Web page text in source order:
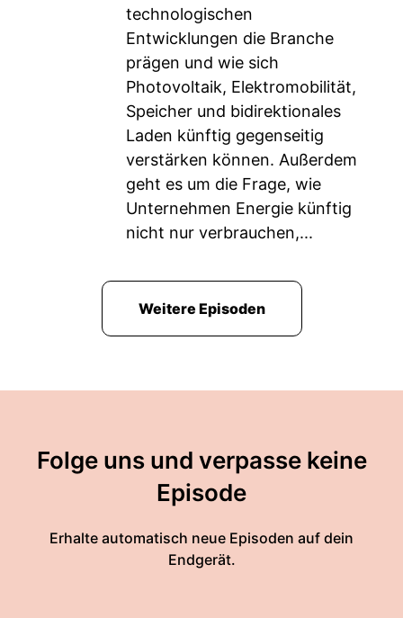
technologischen
Entwicklungen die Branche
prägen und wie sich
Photovoltaik, Elektromobilität,
Speicher und bidirektionales
Laden künftig gegenseitig
verstärken können. Außerdem
geht es um die Frage, wie
Unternehmen Energie künftig
nicht nur verbrauchen,...
Weitere Episoden
Folge uns und verpasse keine
Episode
Erhalte automatisch neue Episoden auf dein
Endgerät.